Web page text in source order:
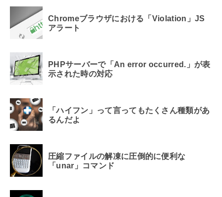
Chromeブラウザにおける「Violation」JS
アラート
PHPサーバーで「An error occurred.」が表
示された時の対応
「ハイフン」って言ってもたくさん種類があ
るんだよ
圧縮ファイルの解凍に圧倒的に便利な
「unar」コマンド